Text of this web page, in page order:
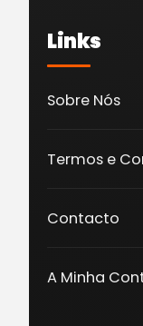
Links
Sobre Nós
Termos e
Contacto
A Minha